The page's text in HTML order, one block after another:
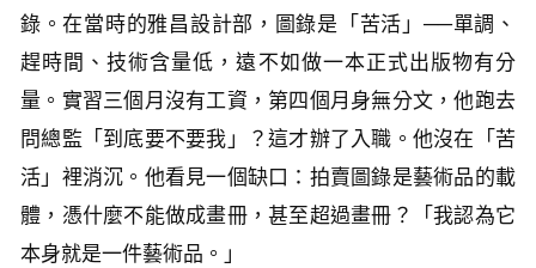
錄。在當時的雅昌設計部，圖錄是「苦活」──單調、
趕時間、技術含量低，遠不如做一本正式出版物有分
量。實習三個月沒有工資，第四個月身無分文，他跑去
問總監「到底要不要我」？這才辦了入職。他沒在「苦
活」裡消沉。他看見一個缺口：拍賣圖錄是藝術品的載
體，憑什麼不能做成畫冊，甚至超過畫冊？「我認為它
本身就是一件藝術品。」